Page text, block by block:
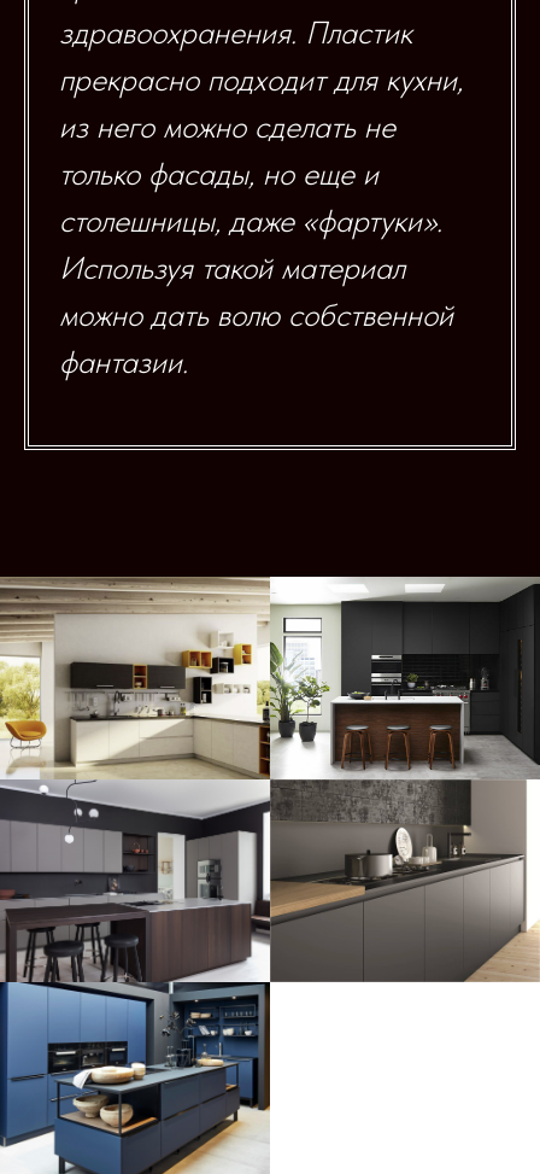
здравоохранения. Пластик
прекрасно подходит для кухни,
из него можно сделать не
только фасады, но еще и
столешницы, даже «фартуки».
Используя такой материал
можно дать волю собственной
фантазии.